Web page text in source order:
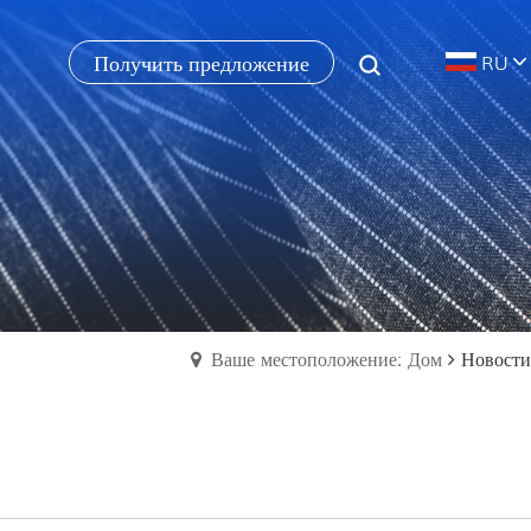
Получить предложение RU
Ваше местоположение: Дом Новости